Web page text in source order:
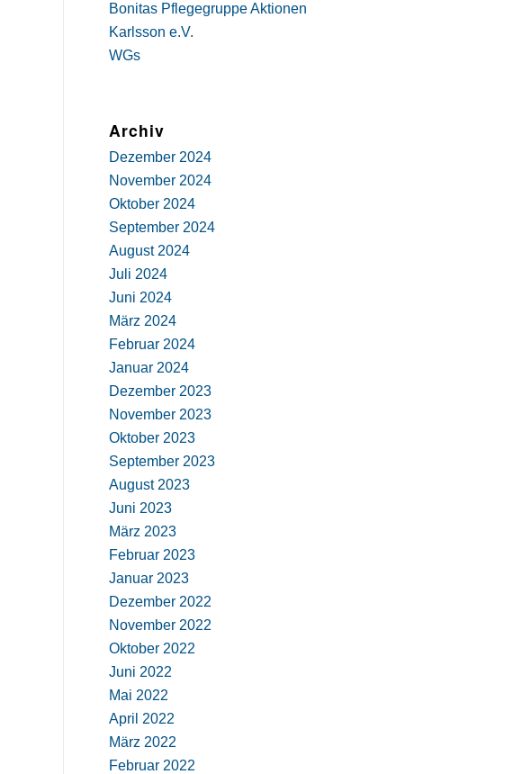
Bonitas Pflegegruppe Aktionen
Karlsson e.V.
WGs
Archiv
Dezember 2024
November 2024
Oktober 2024
September 2024
August 2024
Juli 2024
Juni 2024
März 2024
Februar 2024
Januar 2024
Dezember 2023
November 2023
Oktober 2023
September 2023
August 2023
Juni 2023
März 2023
Februar 2023
Januar 2023
Dezember 2022
November 2022
Oktober 2022
Juni 2022
Mai 2022
April 2022
März 2022
Februar 2022